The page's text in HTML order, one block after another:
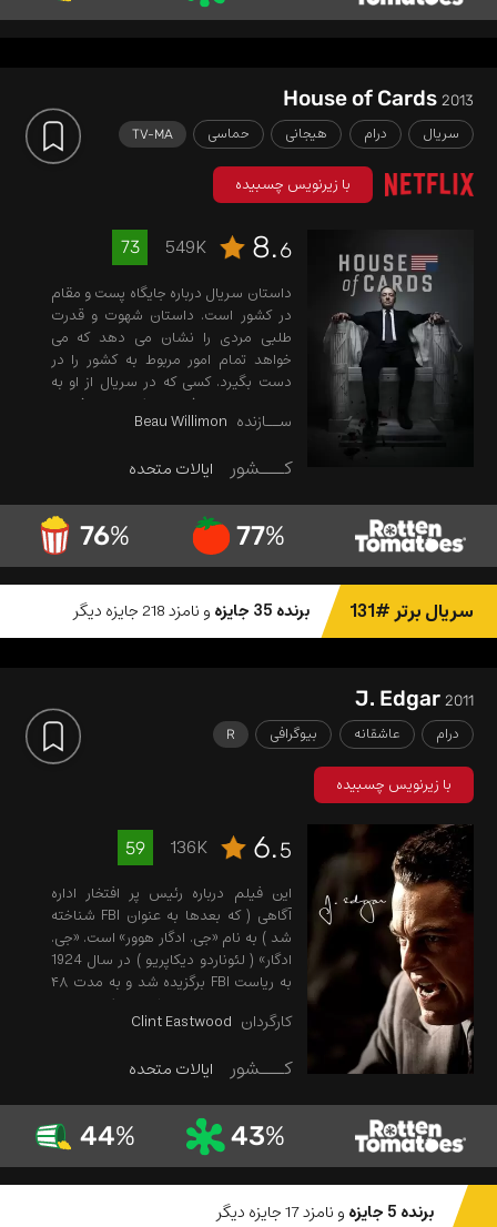
House of Cards2013
سریال درام هیجانی حماسی TV-MA
با زیرنویس چسبیده
8.6
549K
73
داستان سریال درباره جایگاه پست و مقام
در کشور است. داستان شهوت و قدرت
طلبی مردی را نشان می دهد که می
خواهد تمام امور مربوط به کشور را در
دست بگیرد. کسی که در سریال از او به
عنوان مرد بد ذات و شیطان صفت و
قدرت طلب یاد می شود. این مرد میخواهد
در نقش این فرد به ایفای نقش خواهد
ســازنده Beau Willimon
کـــشور ایالات متحده
77%
76%
سریال برتر #131 برنده 35 جایزه و نامزد 218 جایزه دیگر
J. Edgar2011
درام عاشقانه بیوگرافی R
با زیرنویس چسبیده
6.5
136K
59
این فیلم درباره رئیس پر افتخار اداره
آگاهی ( که بعدها به عنوان FBI شناخته
شد ) به نام «جی. ادگار هوور» است. «جی.
ادگار» ( لئوناردو دیکاپریو ) در سال 1924
به ریاست FBI برگزیده شد و به مدت ۴۸
سال این سمت را در اختیار داشت. وی در
این مدت توانست امنیتی قابل قبول در
فراوان مقامات را درپی داشت. اما در عین
ادگار» تمایلات همجنس خواهانه ای هم
دارد منتشر شده بود که این مسئله هرگز
مشخص نشد. این فیلم به بخش هایی
ناشناخته از زندگی «جی. ادگار هوور» می
پردازد.
کارگردان Clint Eastwood
کـــشور ایالات متحده
43%
44%
برنده 5 جایزه و نامزد 17 جایزه دیگر